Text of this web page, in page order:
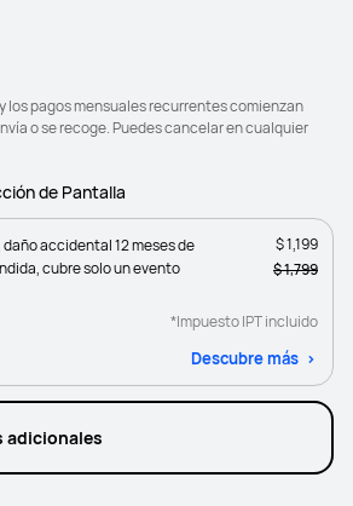
los pagos mensuales recurrentes comienzan
o se recoge. Puedes cancelar en cualquier
de Pantalla
daño accidental 12 meses de
cubre solo un evento
$ 1,199
$ 1,799
*Impuesto IPT incluido
Descubre más
adicionales